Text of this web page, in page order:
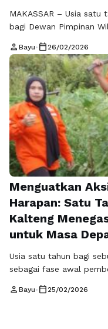
MAKASSAR – Usia satu
bagi Dewan Pimpinan
penguatan komitmen
menghadirkan keadilan
Satu tahun adalah fase
menyatukan gagasan,
agar cita-cita
Baca Selengkapnya
person Bayu• calendar_today 26/02/2026
Menguatkan
Harapan: Satu
Kalteng
untuk Masa
Usia satu tahun bagi
sebagai fase awal
berdirinya komitmen.
person Bayu• calendar_today 25/02/2026